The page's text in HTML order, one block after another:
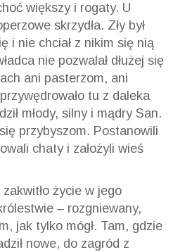
większy i rogaty. U
skrzydła. Zły był
i nie chciał z nikim się nią
nie pozwalał dłużej się
ani pasterzom, ani
tu z daleka
młody, silny i mądry San.
przybyszom. Postanowili
chaty i założyli wieś
życie w jego
– rozgniewany,
jak tylko mógł. Tam, gdzie
nowe, do zagród z